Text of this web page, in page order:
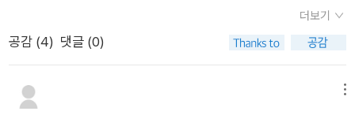
한 유적과 지중해. 그곳에서 작가는 자신을 작가로 만들었던 과거
를 떠올리고('어두운 병 속에 가라앉아 있는 과거의 빛나는 편린
'어린 예술가'도 다시 만난다. [인터넷 알라딘 제공] 언젠가는
나도 가보고 싶어진이탈리아 최남단에 있다는 지중해의 섬 시칠
었다.새로운 장소에서 새로운 자극으로부터 오는 새로운 생각들
이 여행을 가는 묘미 같은데 ㅜ 망할 코로나; 읽으면서 여행 뿜뿌
엄청 왔다.. 물론 돈은 없었지만 작은 돈으로 아껴가며 오랜 시간
동안 여행했던 그 때가 그립당 🥺
더보기
공감 (4) 댓글 (0)